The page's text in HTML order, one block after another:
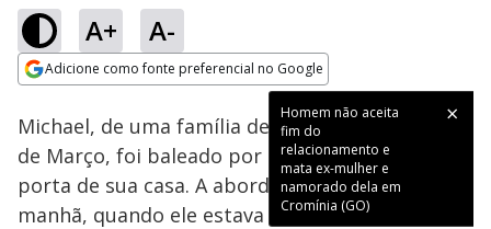
A+ A-
Adicione como fonte preferencial no Google
Homem não aceita
fim do
relacionamento e
mata ex-mulher e
namorado dela em
Cromínia (GO)
Ativar
Loaded:
49.39%
Michael, de uma família de comerciantes da 25
de Março, foi baleado por supostos policiais na
porta de sua casa. A abordagem ocorreu pela
manhã, quando ele estava em sua caminhonete.